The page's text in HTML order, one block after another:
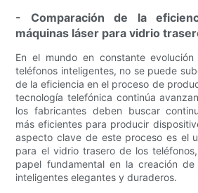
- Comparación de la
máquinas láser para vidrio
En el mundo en constante
teléfonos inteligentes, no se puede
de la eficiencia en el proceso de
tecnología telefónica continúa
los fabricantes deben buscar
más eficientes para producir
aspecto clave de este proceso es el
para el vidrio trasero de los
papel fundamental en la creación
inteligentes elegantes y duraderos.